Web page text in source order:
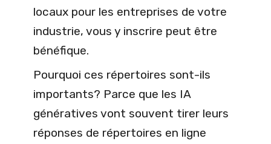
locaux pour les entreprises de votre
industrie, vous y inscrire peut être
bénéfique.
Pourquoi ces répertoires sont-ils
importants? Parce que les IA
génératives vont souvent tirer leurs
réponses de répertoires en ligne